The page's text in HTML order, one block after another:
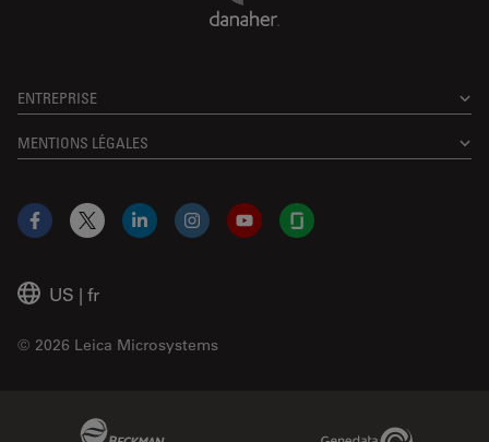
ENTREPRISE
MENTIONS LÉGALES
US | fr
© 2026 Leica Microsystems
Facebook
X LinkedInInstagramYouTubeGlassdoor
Genedata Link